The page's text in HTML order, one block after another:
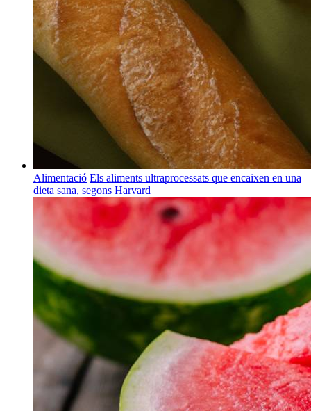
Alimentació Els aliments ultraprocessats que encaixen en una
dieta sana, segons Harvard